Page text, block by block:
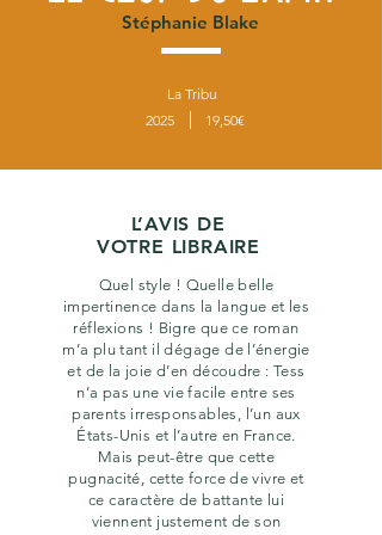
Stéphanie Blake
La Tribu
2025
19,50€
L’AVIS DE
VOTRE LIBRAIRE
Quel style ! Quelle belle
impertinence dans la langue et les
réflexions ! Bigre que ce roman
m’a plu tant il dégage de l’énergie
et de la joie d’en découdre : Tess
n’a pas une vie facile entre ses
parents irresponsables, l’un aux
États-Unis et l’autre en France.
Mais peut-être que cette
pugnacité, cette force de vivre et
ce caractère de battante lui
viennent justement de son